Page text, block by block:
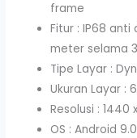
frame
Fitur : IP68 anti
meter selama
Tipe Layar :
Ukuran Layar :
Resolusi : 1440
OS : Android